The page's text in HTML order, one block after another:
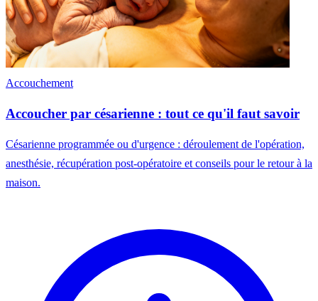
Accouchement
Accoucher par césarienne : tout ce qu'il faut savoir
Césarienne programmée ou d'urgence : déroulement de l'opération,
anesthésie, récupération post-opératoire et conseils pour le retour à la
maison.